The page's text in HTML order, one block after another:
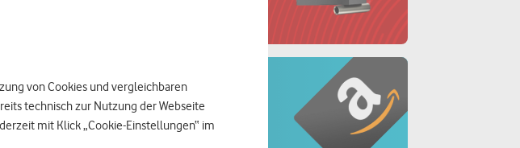
von Cookies und vergleichbaren
technisch zur Nutzung der Webseite
mit Klick „Cookie-Einstellungen“ im
Weitersagen und
Gutscheine